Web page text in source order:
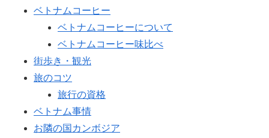
ベトナムコーヒー
ベトナムコーヒーについて
ベトナムコーヒー味比べ
街歩き・観光
旅のコツ
旅行の資格
ベトナム事情
お隣の国カンボジア